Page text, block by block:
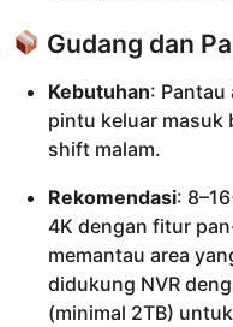
Gudang dan
Kebutuhan: Pantau
pintu keluar masuk
shift malam.
Rekomendasi:
4K dengan fitur
memantau area
didukung NVR
(minimal 2TB)